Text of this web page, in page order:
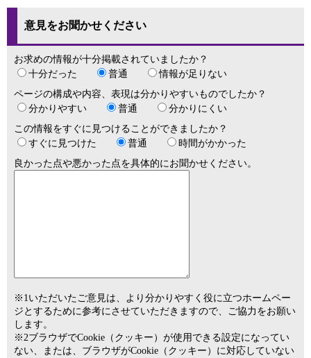
意見をお聞かせください
お求めの情報が十分掲載されていましたか？
十分だった
普通
情報が足りない
ページの構成や内容、表現は分かりやすいものでしたか？
分かりやすい
普通
分かりにくい
この情報をすぐに見つけることができましたか？
すぐに見つけた
普通
時間がかかった
良かった点や悪かった点を具体的にお聞かせください。
※1いただいたご意見は、より分かりやすく役に立つホームペー
ジとするために参考にさせていただきますので、ご協力をお願い
します。
※2ブラウザでCookie（クッキー）が使用できる設定になってい
ない、または、ブラウザがCookie（クッキー）に対応していない